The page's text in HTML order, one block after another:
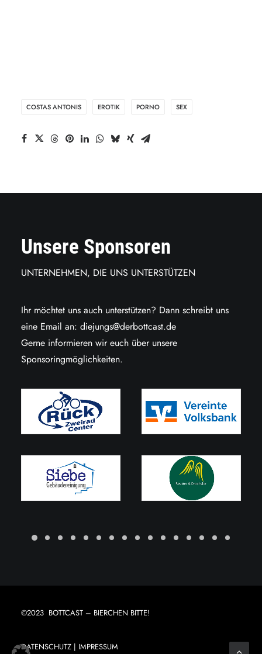
COSTAS ANTONIS EROTIK PORNO SEX
Unsere Sponsoren
UNTERNEHMEN, DIE UNS UNTERSTÜTZEN
Ihr möchtet uns auch unterstützen? Dann schreibt uns
eine Email an: diejungs@derbottcast.de
Gerne informieren wir euch über unsere
Sponsoringmöglichkeiten.
©2023 BOTTCAST – BIERCHEN BITTE!
DATENSCHUTZ | IMPRESSUM